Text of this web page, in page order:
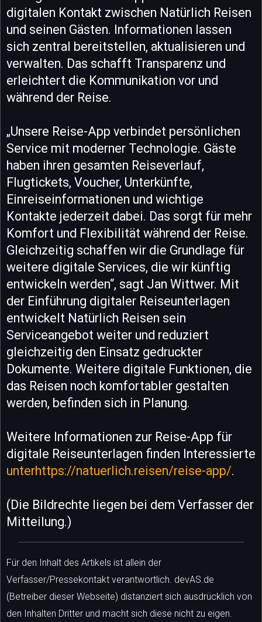
digitalen Kontakt zwischen Natürlich Reisen
und seinen Gästen. Informationen lassen
sich zentral bereitstellen, aktualisieren und
verwalten. Das schafft Transparenz und
erleichtert die Kommunikation vor und
während der Reise.
„Unsere Reise-App verbindet persönlichen
Service mit moderner Technologie. Gäste
haben ihren gesamten Reiseverlauf,
Flugtickets, Voucher, Unterkünfte,
Einreiseinformationen und wichtige
Kontakte jederzeit dabei. Das sorgt für mehr
Komfort und Flexibilität während der Reise.
Gleichzeitig schaffen wir die Grundlage für
weitere digitale Services, die wir künftig
entwickeln werden“, sagt Jan Wittwer. Mit
der Einführung digitaler Reiseunterlagen
entwickelt Natürlich Reisen sein
Serviceangebot weiter und reduziert
gleichzeitig den Einsatz gedruckter
Dokumente. Weitere digitale Funktionen, die
das Reisen noch komfortabler gestalten
werden, befinden sich in Planung.
Weitere Informationen zur Reise-App für
digitale Reiseunterlagen finden Interessierte
unterhttps://natuerlich.reisen/reise-app/.
(Die Bildrechte liegen bei dem Verfasser der
Mitteilung.)
Für den Inhalt des Artikels ist allein der
Verfasser/Pressekontakt verantwortlich. devAS.de
(Betreiber dieser Webseite) distanziert sich ausdrücklich von
den Inhalten Dritter und macht sich diese nicht zu eigen.